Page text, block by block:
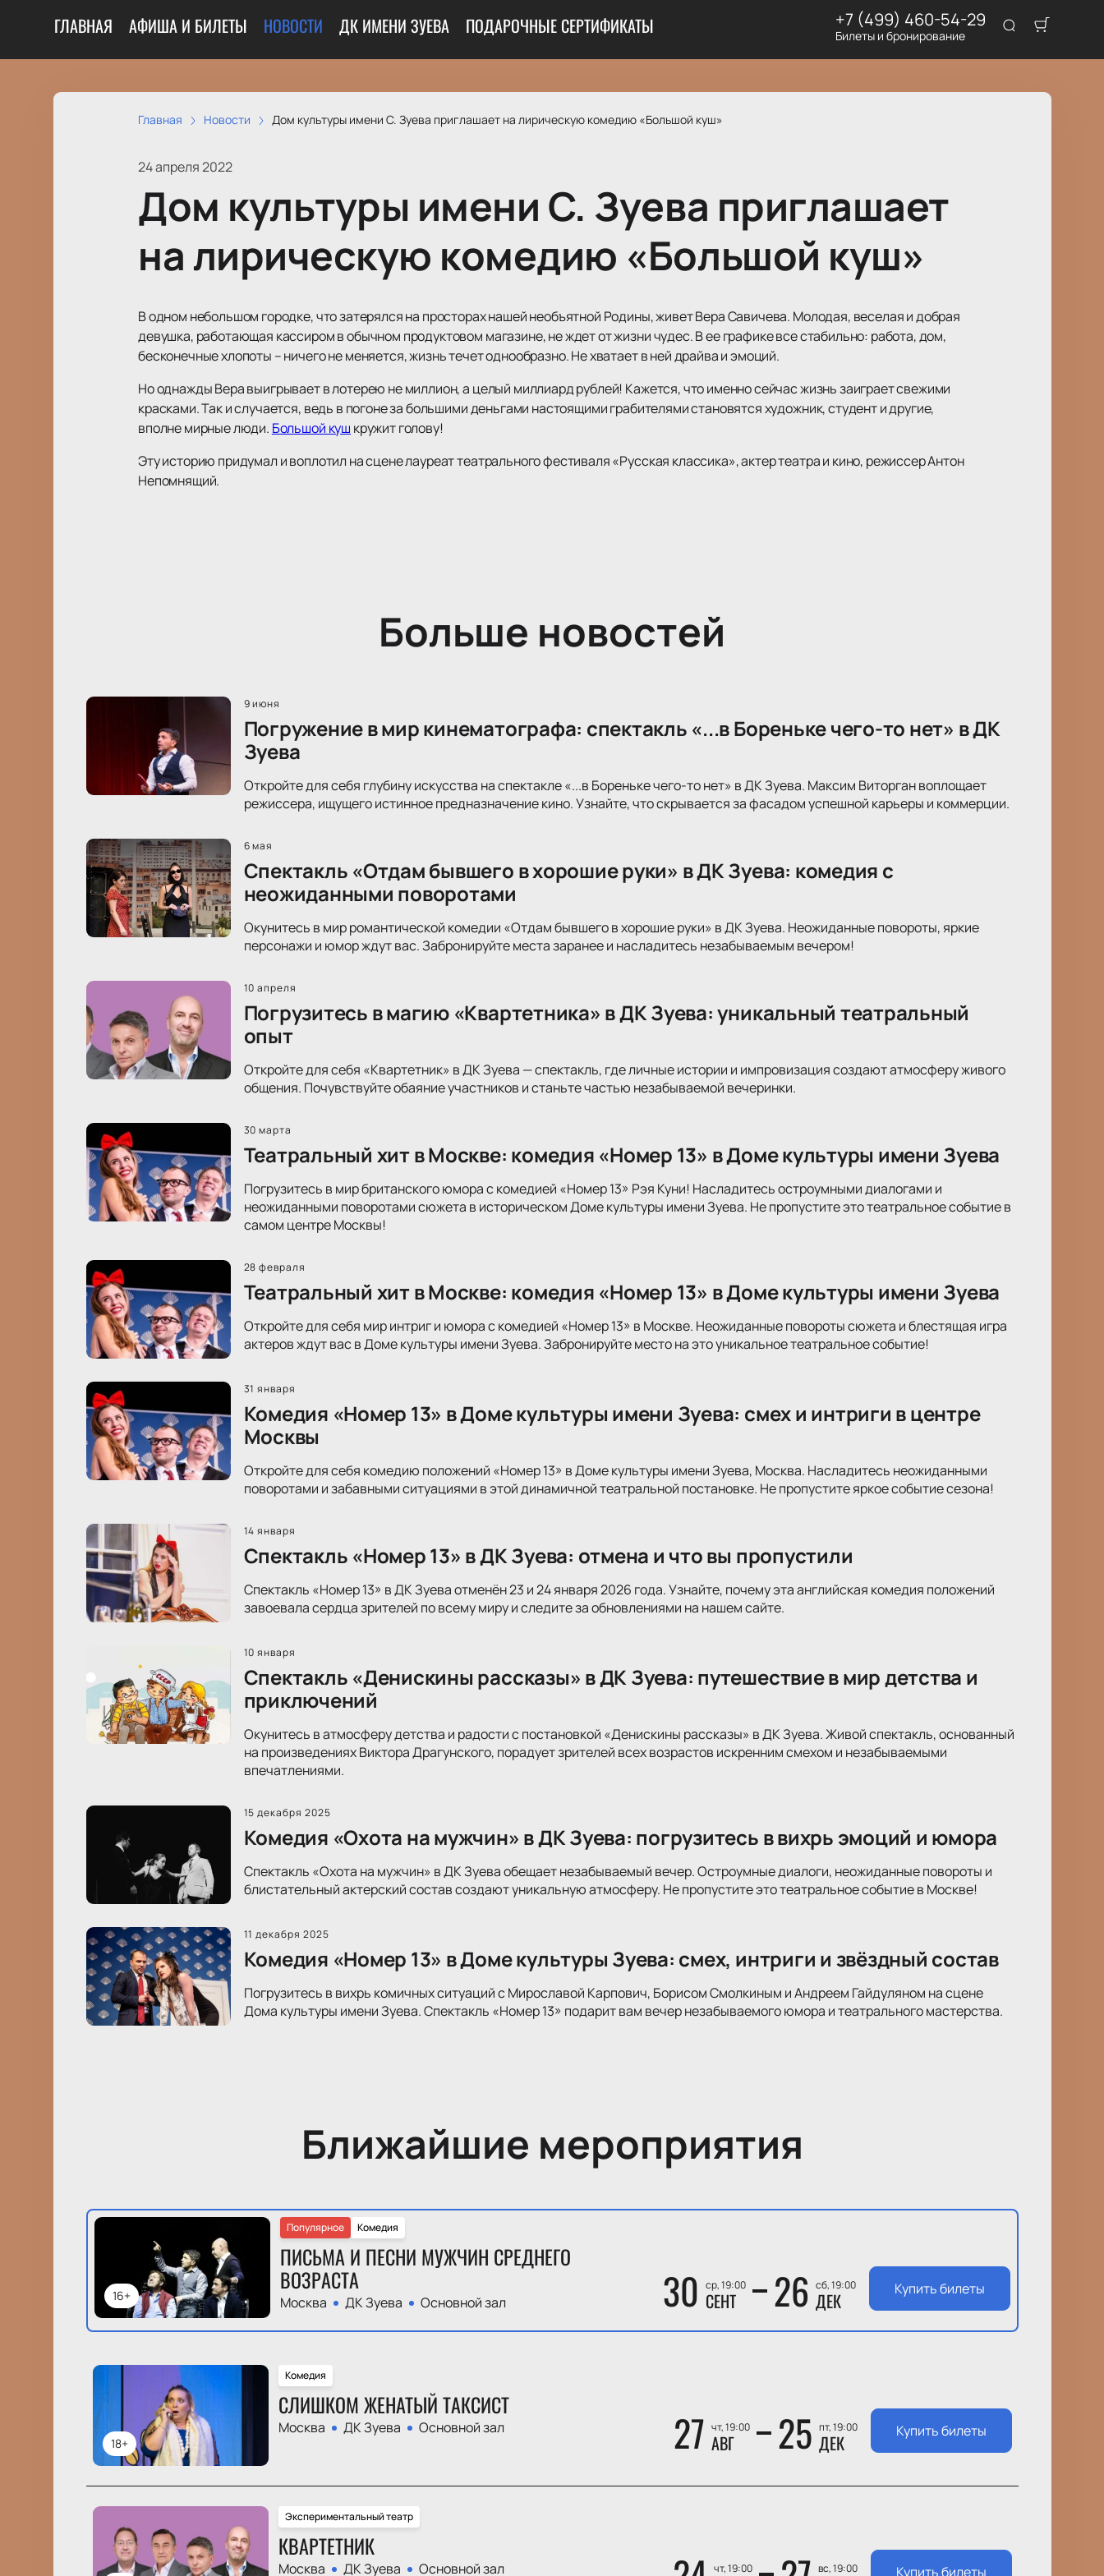
ГЛАВНАЯ АФИША И БИЛЕТЫ НОВОСТИ ДК ИМЕНИ ЗУЕВА ПОДАРОЧНЫЕ СЕРТИФИКАТЫ +7 (499) 460-54-29
Билеты и бронирование
Главная Новости Дом культуры имени С. Зуева приглашает на лирическую комедию «Большой куш»
24 апреля 2022
Дом культуры имени С. Зуева приглашает
на лирическую комедию «Большой куш»
В одном небольшом городке, что затерялся на просторах нашей необъятной Родины, живет Вера Савичева. Молодая, веселая и добрая
девушка, работающая кассиром в обычном продуктовом магазине, не ждет от жизни чудес. В ее графике все стабильно: работа, дом,
бесконечные хлопоты – ничего не меняется, жизнь течет однообразно. Не хватает в ней драйва и эмоций.
Но однажды Вера выигрывает в лотерею не миллион, а целый миллиард рублей! Кажется, что именно сейчас жизнь заиграет свежими
красками. Так и случается, ведь в погоне за большими деньгами настоящими грабителями становятся художник, студент и другие,
вполне мирные люди. Большой куш кружит голову!
Эту историю придумал и воплотил на сцене лауреат театрального фестиваля «Русская классика», актер театра и кино, режиссер Антон
Непомнящий.
Больше новостей
9 июня
Погружение в мир кинематографа: спектакль «...в Бореньке чего-то нет» в ДК
Зуева
Откройте для себя глубину искусства на спектакле «...в Бореньке чего-то нет» в ДК Зуева. Максим Виторган воплощает
режиссера, ищущего истинное предназначение кино. Узнайте, что скрывается за фасадом успешной карьеры и коммерции.
6 мая
Спектакль «Отдам бывшего в хорошие руки» в ДК Зуева: комедия с
неожиданными поворотами
Окунитесь в мир романтической комедии «Отдам бывшего в хорошие руки» в ДК Зуева. Неожиданные повороты, яркие
персонажи и юмор ждут вас. Забронируйте места заранее и насладитесь незабываемым вечером!
10 апреля
Погрузитесь в магию «Квартетника» в ДК Зуева: уникальный театральный
опыт
Откройте для себя «Квартетник» в ДК Зуева — спектакль, где личные истории и импровизация создают атмосферу живого
общения. Почувствуйте обаяние участников и станьте частью незабываемой вечеринки.
30 марта
Театральный хит в Москве: комедия «Номер 13» в Доме культуры имени Зуева
Погрузитесь в мир британского юмора с комедией «Номер 13» Рэя Куни! Насладитесь остроумными диалогами и
неожиданными поворотами сюжета в историческом Доме культуры имени Зуева. Не пропустите это театральное событие в
самом центре Москвы!
28 февраля
Театральный хит в Москве: комедия «Номер 13» в Доме культуры имени Зуева
Откройте для себя мир интриг и юмора с комедией «Номер 13» в Москве. Неожиданные повороты сюжета и блестящая игра
актеров ждут вас в Доме культуры имени Зуева. Забронируйте место на это уникальное театральное событие!
31 января
Комедия «Номер 13» в Доме культуры имени Зуева: смех и интриги в центре
Москвы
Откройте для себя комедию положений «Номер 13» в Доме культуры имени Зуева, Москва. Насладитесь неожиданными
поворотами и забавными ситуациями в этой динамичной театральной постановке. Не пропустите яркое событие сезона!
14 января
Спектакль «Номер 13» в ДК Зуева: отмена и что вы пропустили
Спектакль «Номер 13» в ДК Зуева отменён 23 и 24 января 2026 года. Узнайте, почему эта английская комедия положений
завоевала сердца зрителей по всему миру и следите за обновлениями на нашем сайте.
10 января
Спектакль «Денискины рассказы» в ДК Зуева: путешествие в мир детства и
приключений
Окунитесь в атмосферу детства и радости с постановкой «Денискины рассказы» в ДК Зуева. Живой спектакль, основанный
на произведениях Виктора Драгунского, порадует зрителей всех возрастов искренним смехом и незабываемыми
впечатлениями.
15 декабря 2025
Комедия «Охота на мужчин» в ДК Зуева: погрузитесь в вихрь эмоций и юмора
Спектакль «Охота на мужчин» в ДК Зуева обещает незабываемый вечер. Остроумные диалоги, неожиданные повороты и
блистательный актерский состав создают уникальную атмосферу. Не пропустите это театральное событие в Москве!
11 декабря 2025
Комедия «Номер 13» в Доме культуры Зуева: смех, интриги и звёздный состав
Погрузитесь в вихрь комичных ситуаций с Мирославой Карпович, Борисом Смолкиным и Андреем Гайдуляном на сцене
Дома культуры имени Зуева. Спектакль «Номер 13» подарит вам вечер незабываемого юмора и театрального мастерства.
Ближайшие мероприятия
16+
Комедия
Популярное
ПИСЬМА И ПЕСНИ МУЖЧИН СРЕДНЕГО
ВОЗРАСТА
Москва ДК Зуева Основной зал 30 ср, 19:00
СЕНТ 26 сб, 19:00
ДЕК Купить билеты
18+
Комедия
СЛИШКОМ ЖЕНАТЫЙ ТАКСИСТ
Москва ДК Зуева Основной зал 27 чт, 19:00
АВГ 25 пт, 19:00
ДЕК Купить билеты
Экспериментальный театр
КВАРТЕТНИК
Москва ДК Зуева Основной зал чт, 19:00 вс, 19:00 Купить билеты